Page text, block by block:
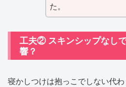
た。
工夫② スキンシップなし
響？
寝かしつけは抱っこでしない代